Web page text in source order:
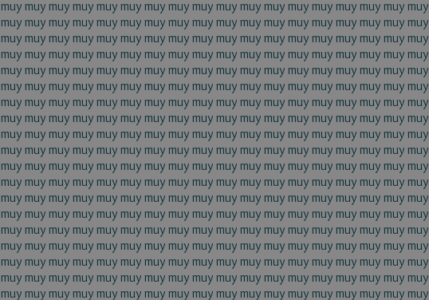
muy muy muy muy muy muy muy muy muy muy muy muy muy muy muy muy muy muy
muy muy muy muy muy muy muy muy muy muy muy muy muy muy muy muy muy muy
muy muy muy muy muy muy muy muy muy muy muy muy muy muy muy muy muy muy
muy muy muy muy muy muy muy muy muy muy muy muy muy muy muy muy muy muy
muy muy muy muy muy muy muy muy muy muy muy muy muy muy muy muy muy muy
muy muy muy muy muy muy muy muy muy muy muy muy muy muy muy muy muy muy
muy muy muy muy muy muy muy muy muy muy muy muy muy muy muy muy muy muy
muy muy muy muy muy muy muy muy muy muy muy muy muy muy muy muy muy muy
muy muy muy muy muy muy muy muy muy muy muy muy muy muy muy muy muy muy
muy muy muy muy muy muy muy muy muy muy muy muy muy muy muy muy muy muy
muy muy muy muy muy muy muy muy muy muy muy muy muy muy muy muy muy muy
muy muy muy muy muy muy muy muy muy muy muy muy muy muy muy muy muy muy
muy muy muy muy muy muy muy muy muy muy muy muy muy muy muy muy muy muy
muy muy muy muy muy muy muy muy muy muy muy muy muy muy muy muy muy muy
muy muy muy muy muy muy muy muy muy muy muy muy muy muy muy muy muy muy
muy muy muy muy muy muy muy muy muy muy muy muy muy muy muy muy muy muy
muy muy muy muy muy muy muy muy muy muy muy muy muy muy muy muy muy muy
muy muy muy muy muy muy muy muy muy muy muy muy muy muy muy muy muy muy
muy muy muy muy muy muy muy muy muy muy muy muy muy muy muy muy muy muy